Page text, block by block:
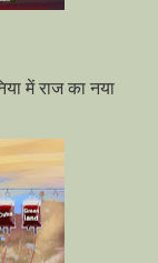
में राज का नया